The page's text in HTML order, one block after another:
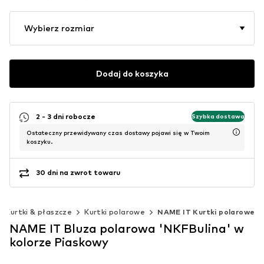
Wybierz rozmiar
Dodaj do koszyka
2 - 3 dni robocze Szybka dostawa
Ostateczny przewidywany czas dostawy pojawi się w Twoim
koszyku.
30 dni na zwrot towaru
Kurtki & płaszcze Kurtki polarowe NAME IT Kurtki polarowe
NAME IT Bluza polarowa 'NKFBulina' w
kolorze Piaskowy